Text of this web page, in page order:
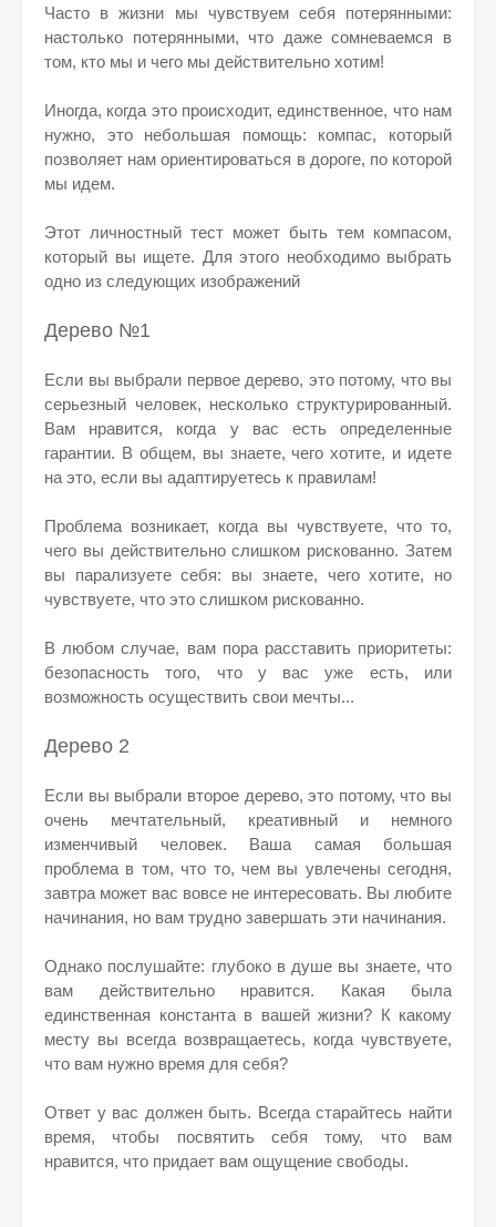
Часто в жизни мы чувствуем себя потерянными:
настолько потерянными, что даже сомневаемся в
том, кто мы и чего мы действительно хотим!
Иногда, когда это происходит, единственное, что нам
нужно, это небольшая помощь: компас, который
позволяет нам ориентироваться в дороге, по которой
мы идем.
Этот личностный тест может быть тем компасом,
который вы ищете. Для этого необходимо выбрать
одно из следующих изображений
Дерево №1
Если вы выбрали первое дерево, это потому, что вы
серьезный человек, несколько структурированный.
Вам нравится, когда у вас есть определенные
гарантии. В общем, вы знаете, чего хотите, и идете
на это, если вы адаптируетесь к правилам!
Проблема возникает, когда вы чувствуете, что то,
чего вы действительно слишком рискованно. Затем
вы парализуете себя: вы знаете, чего хотите, но
чувствуете, что это слишком рискованно.
В любом случае, вам пора расставить приоритеты:
безопасность того, что у вас уже есть, или
возможность осуществить свои мечты...
Дерево 2
Если вы выбрали второе дерево, это потому, что вы
очень мечтательный, креативный и немного
изменчивый человек. Ваша самая большая
проблема в том, что то, чем вы увлечены сегодня,
завтра может вас вовсе не интересовать. Вы любите
начинания, но вам трудно завершать эти начинания.
Однако послушайте: глубоко в душе вы знаете, что
вам действительно нравится. Какая была
единственная константа в вашей жизни? К какому
месту вы всегда возвращаетесь, когда чувствуете,
что вам нужно время для себя?
Ответ у вас должен быть. Всегда старайтесь найти
время, чтобы посвятить себя тому, что вам
нравится, что придает вам ощущение свободы.